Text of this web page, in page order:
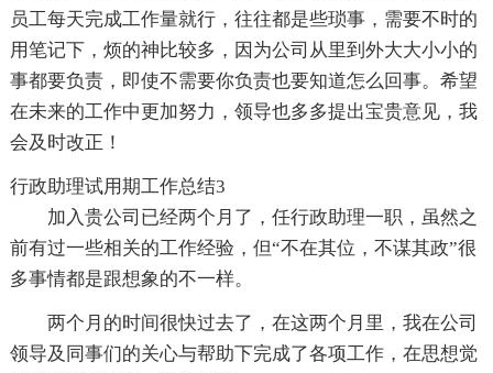
员工每天完成工作量就行，往往都是些琐事，需要不时的
用笔记下，烦的神比较多，因为公司从里到外大大小小的
事都要负责，即使不需要你负责也要知道怎么回事。希望
在未来的工作中更加努力，领导也多多提出宝贵意见，我
会及时改正！
行政助理试用期工作总结3
加入贵公司已经两个月了，任行政助理一职，虽然之
前有过一些相关的工作经验，但“不在其位，不谋其政”很
多事情都是跟想象的不一样。
两个月的时间很快过去了，在这两个月里，我在公司
领导及同事们的关心与帮助下完成了各项工作，在思想觉